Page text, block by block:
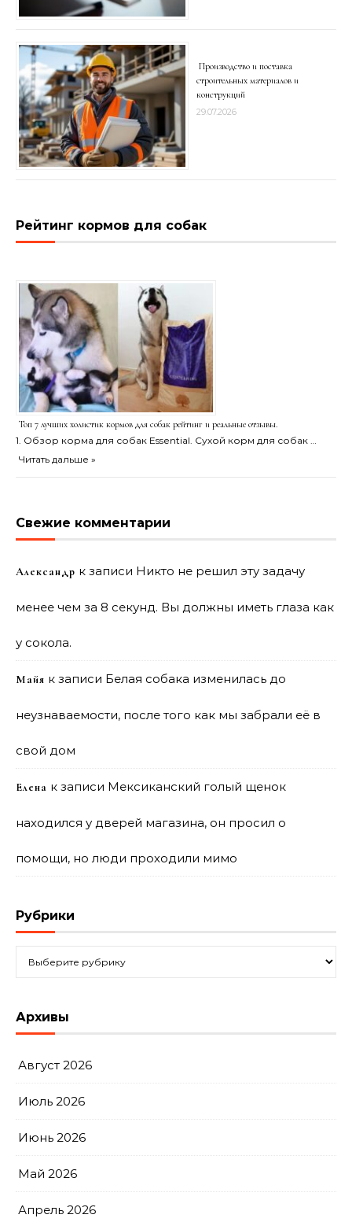
Производство и поставка
строительных материалов и
конструкций
29.07.2026
Рейтинг кормов для собак
Топ 7 лучших холистик кормов для собак рейтинг и реальные отзывы.
1. Обзор корма для собак Essential. Сухой корм для собак …
Читать дальше »
Свежие комментарии
Александр к записи Никто не решил эту задачу
менее чем за 8 секунд. Вы должны иметь глаза как
у сокола.
Майя к записи Белая собака изменилась до
неузнаваемости, после того как мы забрали её в
свой дом
Елена к записи Мексиканский голый щенок
находился у дверей магазина, он просил о
помощи, но люди проходили мимо
Рубрики
Архивы
Август 2026
Июль 2026
Июнь 2026
Май 2026
Апрель 2026